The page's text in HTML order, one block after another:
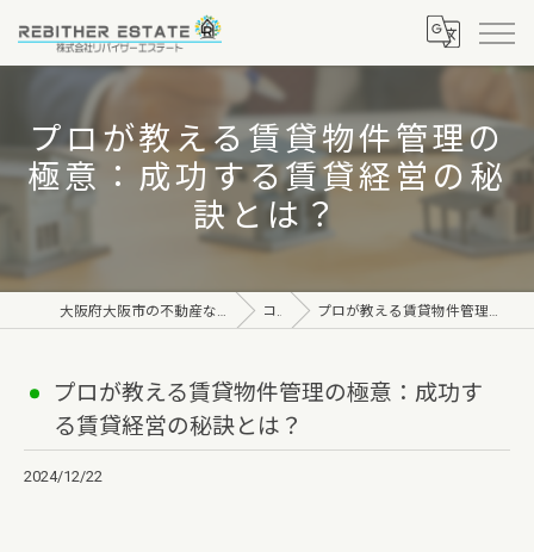
プロが教える賃貸物件管理の
極意：成功する賃貸経営の秘
訣とは？
大阪府大阪市の不動産なら株式会社リバイザーエステート コラム プロが教える賃貸物件管理の極意：成功する賃貸経営の秘訣とは？
プロが教える賃貸物件管理の極意：成功す
る賃貸経営の秘訣とは？
2024/12/22